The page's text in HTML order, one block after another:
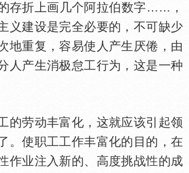
存折上画几个阿拉伯数字……，
义建设是完全必要的，不可缺少
地重复，容易使人产生厌倦，由
人产生消极怠工行为，这是一种
劳动丰富化，这就应该引起领
。使职工工作丰富化的目的，在
作业注入新的、高度挑战
的成